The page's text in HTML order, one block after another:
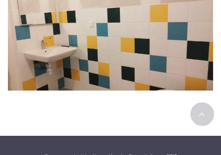
Rénovation globale d’une maison
de ville
>